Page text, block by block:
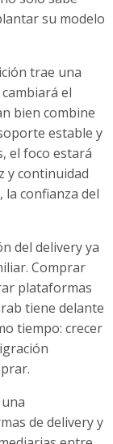
su modelo
trae una
el
bien combine
estable y
el foco estará
y continuidad
la confianza del
del delivery ya
Comprar
plataformas
tiene delante
tiempo: crecer
de delivery y